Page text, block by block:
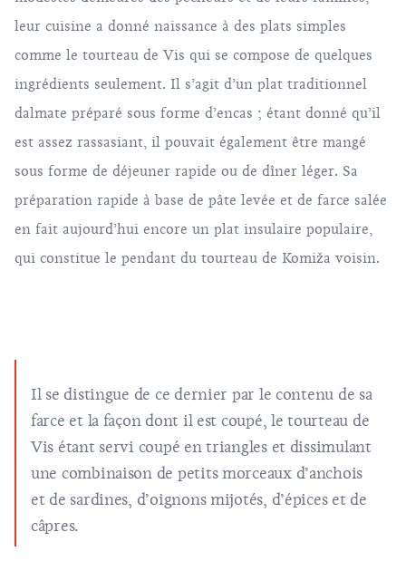
leur cuisine a donné naissance à des plats simples
comme le tourteau de Vis qui se compose de quelques
ingrédients seulement. Il s’agit d’un plat traditionnel
dalmate préparé sous forme d’encas ; étant donné qu’il
est assez rassasiant, il pouvait également être mangé
sous forme de déjeuner rapide ou de dîner léger. Sa
préparation rapide à base de pâte levée et de farce salée
en fait aujourd’hui encore un plat insulaire populaire,
qui constitue le pendant du tourteau de Komiža voisin.
Il se distingue de ce dernier par le contenu de sa
farce et la façon dont il est coupé, le tourteau de
Vis étant servi coupé en triangles et dissimulant
une combinaison de petits morceaux d’anchois
et de sardines, d’oignons mijotés, d’épices et de
câpres.